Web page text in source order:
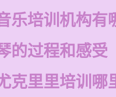
乐培训机构有
的过程和感受
克里里培训哪